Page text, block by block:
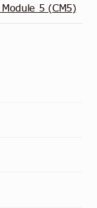
5 (CM5)